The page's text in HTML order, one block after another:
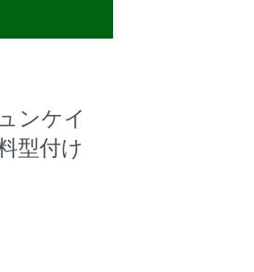
ンケイ
型付け